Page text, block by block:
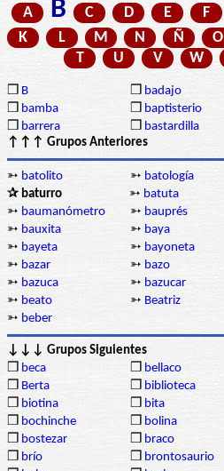
A B C D E F
K
L M N Ñ O
T
U V W
❒ B ❒ badajo
❒ bamba ❒ baptisterio
❒ barrera ❒ bastardilla
↑↑↑ Grupos Anteriores
➳ batolito ➳ batología
✰ baturro
➳ batuta
➳ baumanómetro ➳ bauprés
➳ bauxita ➳ baya
➳ bayeta ➳ bayoneta
➳ bazar ➳ bazo
➳ bazuca ➳ bazucar
➳ beato ➳ Beatriz
➳ beber
↓↓↓ Grupos Siguientes
❒ beca ❒ bellaco
❒ Berta ❒ biblioteca
❒ biotina ❒ bita
❒ bochinche ❒ bolina
❒ bostezar ❒ braco
❒ brío ❒ brontosaurio